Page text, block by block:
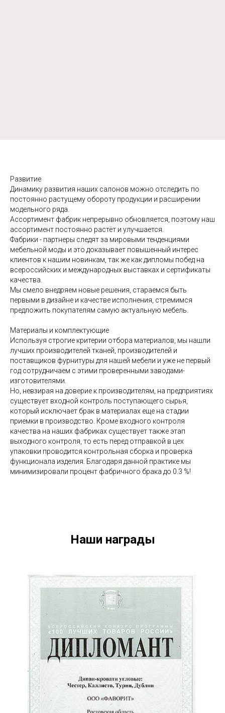
Развитие
Динамику развития наших салонов можно отследить по
постоянно растущему обороту продукции и расширении
модельного ряда.
Ассортимент фабрик непрерывно обновляется, поэтому наш
ассортимент постоянно растёт и улучшается.
Фабрики - партнеры следят за мировыми тенденциями
мебельной моды и это доказывает повышенный интерес
клиентов к нашим новинкам, так же как дипломы побед на
всероссийских и международных выставках и сертификаты
качества.
Мы смело внедряем новые решения, стараемся быть
первыми в дизайне и качестве исполнения, стремимся
предложить покупателям самую актуальную мебель.
Материалы и комплектующие
Используя строгие критерии отбора материалов, мы нашли
лучших производителей тканей, производителей и
поставщиков фурнитуры для нашей мебели и уже не первый
год сотрудничаем с этими проверенными заводами-
изготовителями.
Но, невзирая на доверие к производителям, на предприятиях
существует входной контроль поступающего сырья,
который исключает брак в материалах еще на стадии
приемки в производство. Кроме входного контроля
качества на наших фабриках существует также этап
выходного контроля, то есть перед отправкой в цех
упаковки проводится контрольная сборка и проверка
функционала изделия. Благодаря данной практике мы
минимизировали процент фабричного брака до 0.3 %!
Наши награды